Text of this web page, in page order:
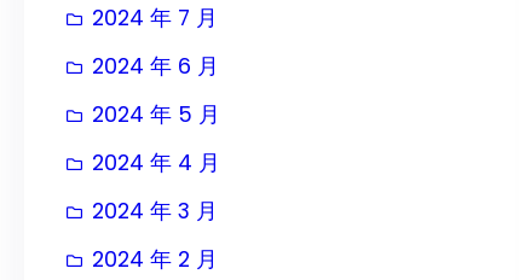
2024 年 7 月
2024 年 6 月
2024 年 5 月
2024 年 4 月
2024 年 3 月
2024 年 2 月